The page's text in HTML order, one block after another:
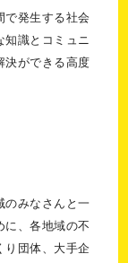
で発生する社会
識とコミュニ
決ができる高度
のみなさんと一
に、各地域の不
り団体、大手企